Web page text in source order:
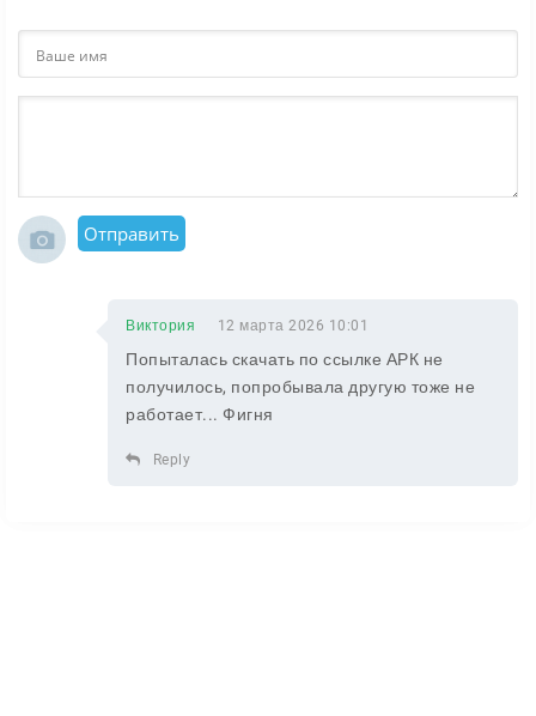
Отправить
Виктория 12 марта 2026 10:01
Попыталась скачать по ссылке АРК не
получилось, попробывала другую тоже не
работает... Фигня
Reply